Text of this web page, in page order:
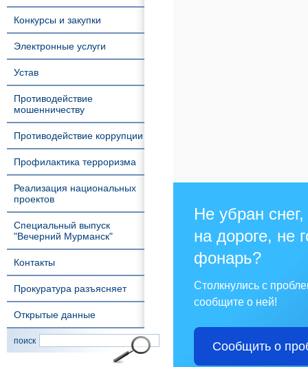
Конкурсы и закупки
Электронные услуги
Устав
Противодействие
мошенничеству
Противодействие коррупции
Профилактика терроризма
Реализация национальных
проектов
Специальный выпуск
"Вечерний Мурманск"
Контакты
Прокуратура разъясняет
Открытые данные
поиск
Не убран
на дороге, не
фонарь?
Столкнулись с
сообщите о ней!
Сообщить о